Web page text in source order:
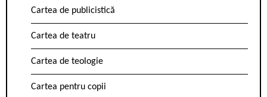
Cartea de publicistică
Cartea de teatru
Cartea de teologie
Cartea pentru copii